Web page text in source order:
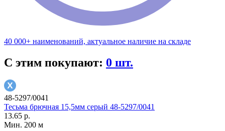
40 000+ наименований, актуальное наличие на складе
С этим покупают: 0 шт.
48-5297/0041
Тесьма брючная 15,5мм серый 48-5297/0041
13.65 р.
Мин. 200 м